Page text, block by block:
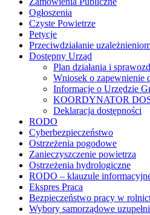
Ogłoszenia
Czyste Powietrze
Petycje
Przeciwdziałanie
Dostępny Urząd
Plan działania i
Wniosek o zapewnienie
Informacje o Urzędzie
KOORDYNATOR
Deklaracja dostępności
RODO
Cyberbezpieczeństwo
Ostrzeżenia pogodowe
Zanieczyszczenie powietrza
Ostrzeżenia hydrologiczne
RODO – klauzule
Ekspres Praca
Bezpieczeństwo pracy w
Wybory samorządowe